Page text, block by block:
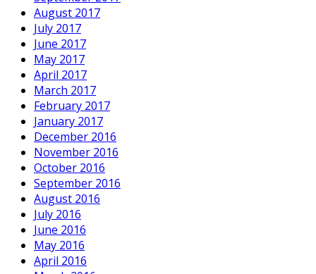
August 2017
July 2017
June 2017
May 2017
April 2017
March 2017
February 2017
January 2017
December 2016
November 2016
October 2016
September 2016
August 2016
July 2016
June 2016
May 2016
April 2016